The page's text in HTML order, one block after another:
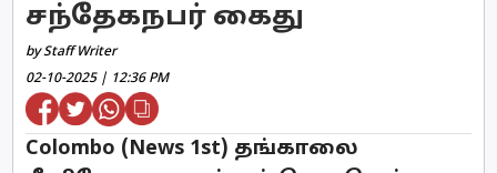
சந்தேகநபர் கைது
by Staff Writer
02-10-2025 | 12:36 PM
Colombo (News 1st) தங்காலை